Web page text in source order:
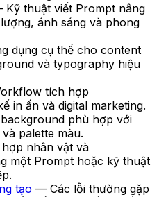
thuật viết Prompt nâng
ánh sáng và phong
dụng cụ thể cho content
và typography hiệu
tích hợp
in ấn và digital marketing.
phù hợp với
palette màu.
nhân vật và
một Prompt hoặc kỹ thuật
tạo — Các lỗi thường gặp